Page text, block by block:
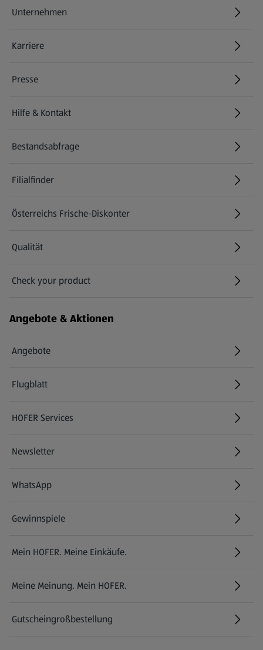
Unternehmen
Karriere
(öffnet in einem neuen Tab)
Presse
Hilfe & Kontakt
(öffnet in einem neuen Tab)
Bestandsabfrage
(öffnet in einem neuen Tab)
Filialfinder
Österreichs Frische-Diskonter
Qualität
Check your product
(öffnet in einem neuen Tab)
Angebote & Aktionen
Angebote
Flugblatt
HOFER Services
Newsletter
WhatsApp
Gewinnspiele
Mein HOFER. Meine Einkäufe.
Meine Meinung. Mein HOFER.
Gutscheingroßbestellung
(öffnet in einem neuen Tab)